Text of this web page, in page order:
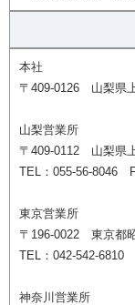
本社
〒409-0126 山梨県
山梨営業所
〒409-0112 山梨県
TEL：055-56-8046
東京営業所
〒196-0022 東京都
TEL：042-542-6810
神奈川営業所